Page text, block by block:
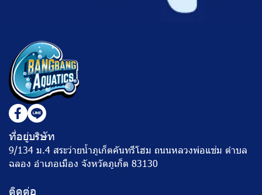
ที่อยู่บริษัท
9/134 ม.4 สระว่ายน้ำภูเก็ตคันทรีโฮม ถนนหลวงพ่อแช่ม ตำบล
ฉลอง อำเภอเมือง จังหวัดภูเก็ต 83130
ติดต่อ